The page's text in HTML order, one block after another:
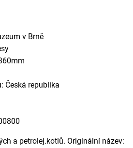
v Brně
Česká republika
a petrolej.kotlů. Originální název: